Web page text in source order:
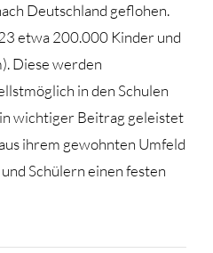
Deutschland geflohen.
etwa 200.000 Kinder und
Diese werden
in den Schulen
wichtiger Beitrag geleistet
ihrem gewohnten Umfeld
Schülern einen festen